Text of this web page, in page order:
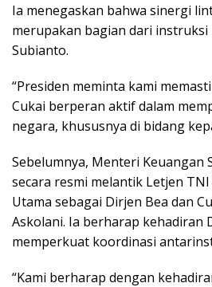
Ia menegaskan bahwa sinergi
merupakan bagian dari instruksi
Subianto.
“Presiden meminta kami
Cukai berperan aktif dalam
negara, khususnya di bidang
Sebelumnya, Menteri Keuangan
secara resmi melantik Letjen
Utama sebagai Dirjen Bea dan
Askolani. Ia berharap kehadiran
memperkuat koordinasi
“Kami berharap dengan